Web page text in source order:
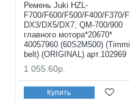
Ремень Juki HZL-
F700/F600/F500/F400/F370/
DX3/DX5/DX7, QM-700/900
главного мотора*20670*
40057960 (60S2M500)
belt) (ORIGINAL) арт.102969
1 055.60р.
Купить